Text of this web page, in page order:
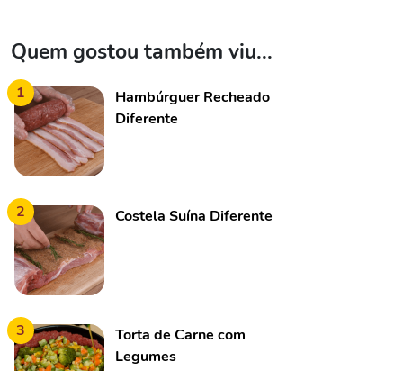
Quem gostou também viu...
1
Hambúrguer Recheado
Diferente
2 Costela Suína Diferente
3
Torta de Carne com
Legumes